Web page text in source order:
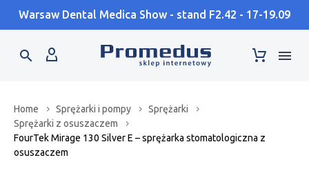
Warsaw Dental Medica Show - stand F2.42 - 17-19.09
Home Sprężarki i pompy
Sprężarki
Sprężarki z osuszaczem
FourTek Mirage 130 Silver E – sprężarka stomatologiczna z
osuszaczem